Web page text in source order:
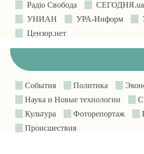
Радіо Свобода
СЕГОДНЯ.ua
УНИАН
УРА-Информ
Цензор.нет
События Политика
Наука и Новые технологии
Культура
Фоторепортаж
Происшествия